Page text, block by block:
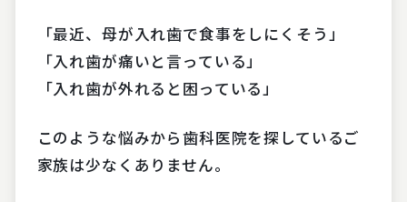
「最近、母が入れ歯で食事をしにくそう」
「入れ歯が痛いと言っている」
「入れ歯が外れると困っている」
このような悩みから歯科医院を探しているご
家族は少なくありません。